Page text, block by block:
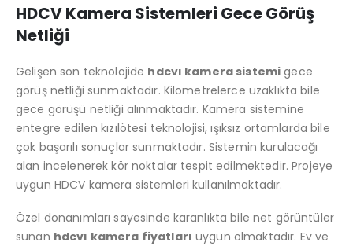
HDCV Kamera Sistemleri Gece Görüş
Netliği
Gelişen son teknolojide hdcvı kamera sistemi gece
görüş netliği sunmaktadır. Kilometrelerce uzaklıkta bile
gece görüşü netliği alınmaktadır. Kamera sistemine
entegre edilen kızılötesi teknolojisi, ışıksız ortamlarda bile
çok başarılı sonuçlar sunmaktadır. Sistemin kurulacağı
alan incelenerek kör noktalar tespit edilmektedir. Projeye
uygun HDCV kamera sistemleri kullanılmaktadır.
Özel donanımları sayesinde karanlıkta bile net görüntüler
sunan hdcvı kamera fiyatları uygun olmaktadır. Ev ve